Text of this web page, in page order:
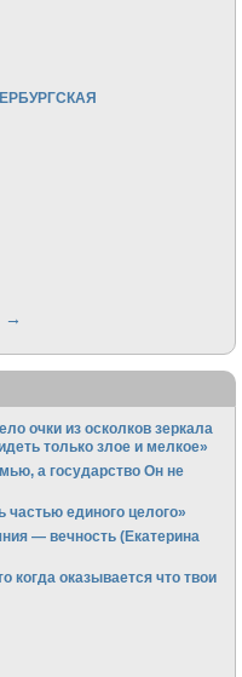
→
очки из осколков зеркала
только злое и мелкое»
а государство Он не
частью единого целого»
— вечность (Екатерина
когда оказывается что твои